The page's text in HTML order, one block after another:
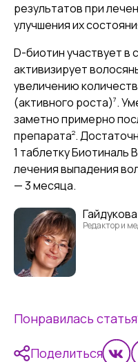
результатов при
улучшения их
D-биотин участвует в
активизирует
увеличению
(активного роста)7.
заметно примерно
препарата2.
1 таблетку Биотиналь
лечения выпадения
— 3 месяца.
Редактор и
Понравилась
Поделиться